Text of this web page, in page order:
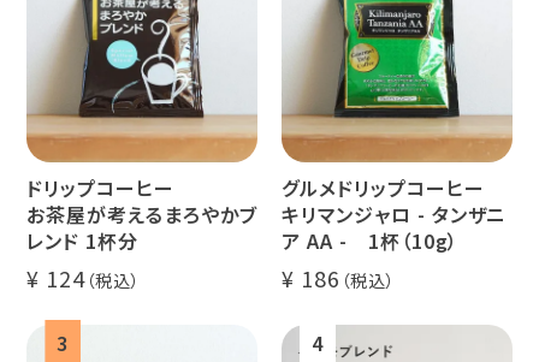
すてきな道
具
生活雑貨 福袋
業務用 定期便 送料無料
インドネシ
グァテマラ
ホンジュラ
ス
ドリップコーヒー
お茶屋が考えるまろやかブ
レンド 1杯分
124
グルメドリップコーヒー
キリマンジャロ - タンザニ
ア AA - 1杯（10g）
186